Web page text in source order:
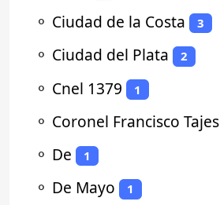
⚬ Ciudad de la Costa 3
⚬ Ciudad del Plata 2
⚬ Cnel 1379 1
⚬ Coronel Francisco Tajes
⚬ De 1
⚬ De Mayo 1